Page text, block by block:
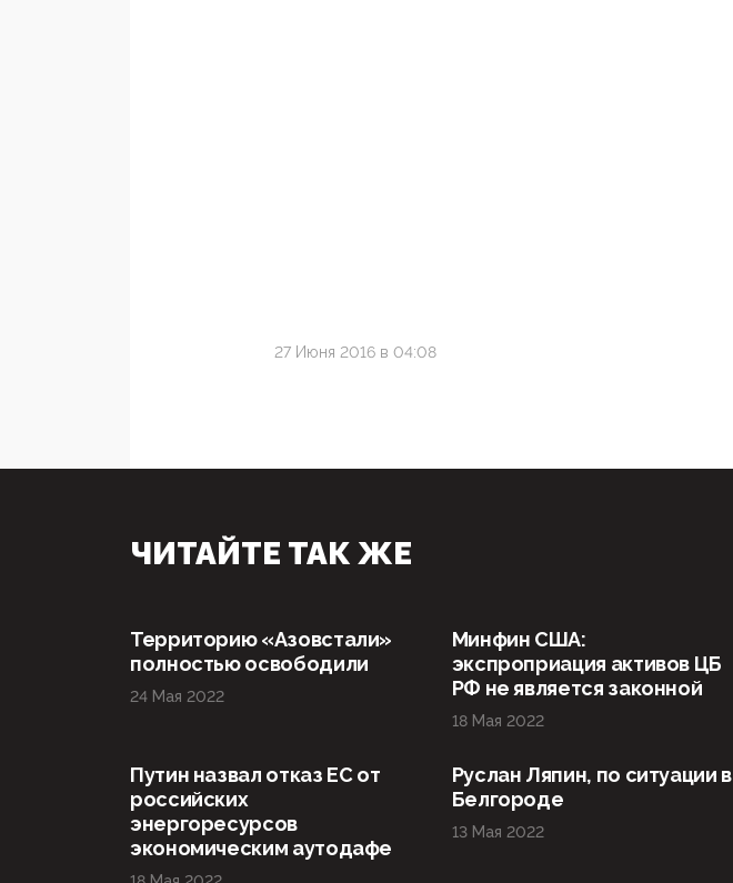
27 Июня 2016 в 04:08
ЧИТАЙТЕ ТАК ЖЕ
Территорию «Азовстали»
полностью освободили
24 Мая 2022
Минфин США:
экспроприация активов ЦБ
РФ не является законной
18 Мая 2022
Путин назвал отказ ЕС от
российских
энергоресурсов
экономическим аутодафе
Руслан Ляпин, по ситуации в
Белгороде
13 Мая 2022